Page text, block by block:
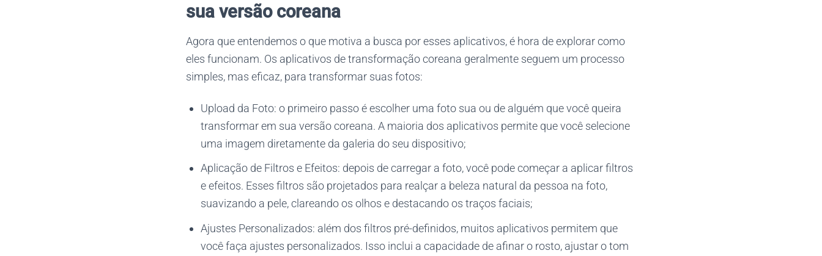
sua versão coreana
Agora que entendemos o que motiva a busca por esses aplicativos, é hora de explorar como
eles funcionam. Os aplicativos de transformação coreana geralmente seguem um processo
simples, mas eficaz, para transformar suas fotos:
Upload da Foto: o primeiro passo é escolher uma foto sua ou de alguém que você queira
transformar em sua versão coreana. A maioria dos aplicativos permite que você selecione
uma imagem diretamente da galeria do seu dispositivo;
Aplicação de Filtros e Efeitos: depois de carregar a foto, você pode começar a aplicar filtros
e efeitos. Esses filtros são projetados para realçar a beleza natural da pessoa na foto,
suavizando a pele, clareando os olhos e destacando os traços faciais;
Ajustes Personalizados: além dos filtros pré-definidos, muitos aplicativos permitem que
você faça ajustes personalizados. Isso inclui a capacidade de afinar o rosto, ajustar o tom